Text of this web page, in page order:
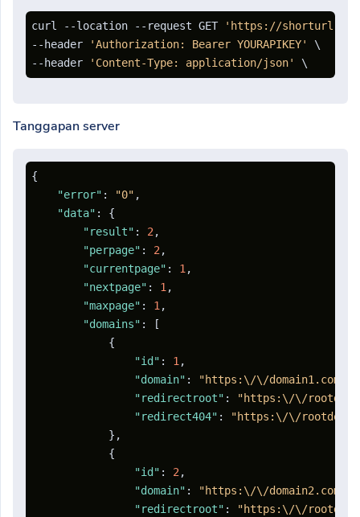
curl --location --request GET
'https://
--header
'Authorization: Bearer YOURAPIKEY'
\
--header
'Content-Type: application/json'
Tanggapan server
{
"error" : "0" ,
"data" :
{
"result" : 2,
"perpage" : 2,
"currentpage" : 1 ,
"nextpage" : 1 ,
"maxpage" : 1 ,
"domains" :
[
{
"id" : 1 ,
"domain" : "https:\/\/domain1.com"
"redirectroot" :
"https:\/\/
"redirect404" :
"https:\/\/
} ,
{
"id" : 2,
"domain" : "https:\/\/domain2.com"
"redirectroot" :
"https:\/\/